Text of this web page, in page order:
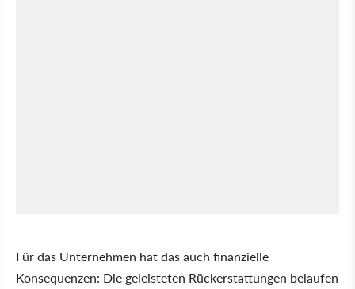
Für das Unternehmen hat das auch finanzielle
Konsequenzen: Die geleisteten Rückerstattungen belaufen